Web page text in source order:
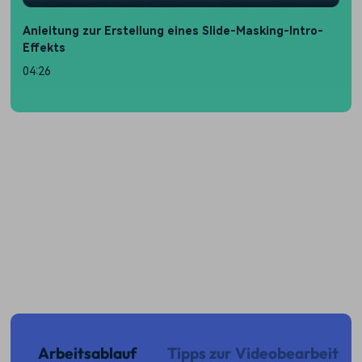
Anleitung zur Erstellung eines Slide-Masking-Intro-
Effekts
04:26
Arbeitsablauf Tipps zur